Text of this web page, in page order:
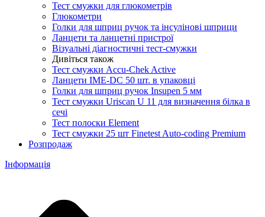
Тест смужки для глюкометрів
Глюкометри
Голки для шприц ручок та інсулінові шприци
Ланцети та ланцетні пристрої
Візуальні діагностичні тест-смужки
Дивіться також
Тест смужки Accu-Chek Active
Ланцети IME-DC 50 шт. в упаковці
Голки для шприц ручок Insupen 5 мм
Тест смужки Uriscan U 11 для визначення білка в
сечі
Тест полоски Element
Тест смужки 25 шт Finetest Auto-coding Premium
Розпродаж
Інформація